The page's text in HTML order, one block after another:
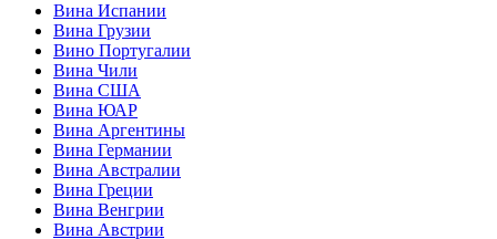
Вина Испании
Вина Грузии
Вино Португалии
Вина Чили
Вина США
Вина ЮАР
Вина Аргентины
Вина Германии
Вина Австралии
Вина Греции
Вина Венгрии
Вина Австрии